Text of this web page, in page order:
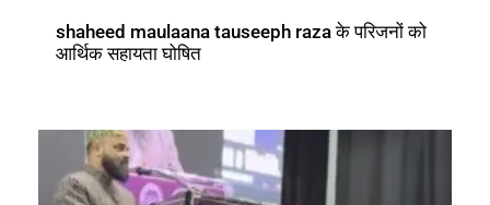
shaheed maulaana tauseeph raza के परिजनों को
आर्थिक सहायता घोषित